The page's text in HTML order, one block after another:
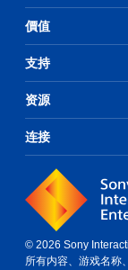
價值
支持
资源
连接
© 2026 Sony
所有内容、游戏名称